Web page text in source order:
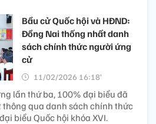
Bầu cử Quốc hội và HĐND:
Đồng Nai thống nhất danh
sách chính thức người ứng
cử
11/02/2026 16:18’
lần thứ ba, 100% đại biểu đã
qua danh sách chính thức
biểu Quốc hội khóa XVI.